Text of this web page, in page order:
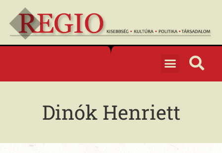
Dinók Henriett